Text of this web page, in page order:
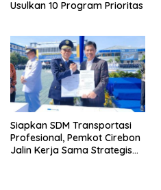
Usulkan 10 Program Prioritas
Siapkan SDM Transportasi
Profesional, Pemkot Cirebon
Jalin Kerja Sama Strategis